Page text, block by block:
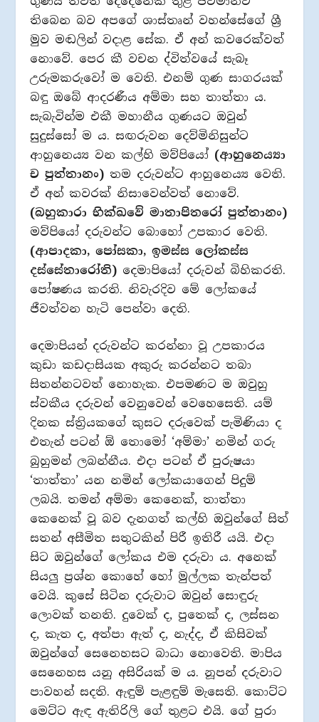
තිබෙන බව අපගේ ශාස්තෘන් වහන්සේගේ ශ්‍රී
මුව මඬලින් වදාළ සේක. ඒ අන් කවරෙක්වත්
නොවේ. පෙර කී වචන ද්විත්වයේ සැබෑ
උරුමකරුවෝ ම වෙති. එනම් ගුණ සාගරයක්
බඳු ඔබේ ආදරණීය අම්මා සහ තාත්තා ය.
සැබැවින්ම එකී මහානීය ගුණයට ඔවුන්
සුදුස්සෝ ම ය. සඟරුවන දෙව්මිනිසුන්ට
ආහුනෙය්‍ය වන කල්හි මව්පියෝ (ආහුනෙය්‍යා
ච පුත්තානං) තම දරුවන්ට ආහුනෙය්‍ය වෙති.
ඒ අන් කවරක් නිසාවෙන්වත් නොවේ.
(බහුකාරා භික්ඛවේ මාතාපිතරෝ පුත්තානං)
මව්පියෝ දරුවන්ට බොහෝ උපකාර වෙති.
(ආපාදකා, පෝසකා, ඉමස්ස ලෝකස්ස
දස්සේතාරෝති) දෙමාපියෝ දරුවන් බිහිකරති.
පෝෂණය කරති. නිවැරදිව මේ ලෝකයේ
ජීවත්වන හැටි පෙන්වා දෙති.
දෙමාපියන් දරුවන්ට කරන්නා වූ උපකාරය
කුඩා කඩදාසියක අකුරු කරන්නට තබා
සිතන්නටවත් නොහැක. එපමණට ම ඔවුහු
ස්වකීය දරුවන් වෙනුවෙන් වෙහෙසෙති. යම්
දිනක ස්ත්‍රියකගේ කුසට දරුවෙක් පැමිණියා ද
එතැන් පටන් ඕ තොමෝ ‘අම්මා’ නමින් ගරු
බුහුමන් ලබන්නීය. එදා පටන් ඒ පුරුෂයා
‘තාත්තා’ යන නමින් ලෝකයාගෙන් පිදුම්
ලබයි. තමන් අම්මා කෙනෙක්, තාත්තා
කෙනෙක් වූ බව දැනගත් කල්හි ඔවුන්ගේ සිත්
සතන් අසීමිත සතුටකින් පිරී ඉතිරී යයි. එදා
සිට ඔවුන්ගේ ලෝකය එම දරුවා ය. අනෙක්
සියලු ප්‍රශ්න කොහේ හෝ මුල්ලක තැන්පත්
වෙයි. කුසේ සිටින දරුවාට ඔවුන් සොඳුරු
ලොවක් තනති. දුවෙක් ද, පුතෙක් ද, ලස්සන
ද, කැත ද, අත්පා ඇත් ද, නැද්ද, ඒ කිසිවක්
ඔවුන්ගේ සෙනෙහසට බාධා නොවෙති. මාපිය
සෙනෙහස යනු අසිරියක් ම ය. නූපන් දරුවාට
පාවහන් සදති. ඇඳුම් පැළඳුම් මැසෙති. කොට්ට
මෙට්ට ඇඳ ඇතිරිලි ගේ තුළට එයි. ගේ පුරා